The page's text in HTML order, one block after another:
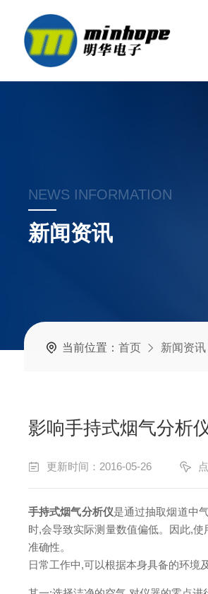
NEWS INFORMATION
新闻资讯
当前位置： 首页 新闻资讯
影响手持式烟气分析
更新时间：2016-05-26
手持式烟气分析仪是通过抽取烟道中
时,会导致实际测量数值偏低。因此,
准确性。
日常工作中,可以根据本身具备的环境